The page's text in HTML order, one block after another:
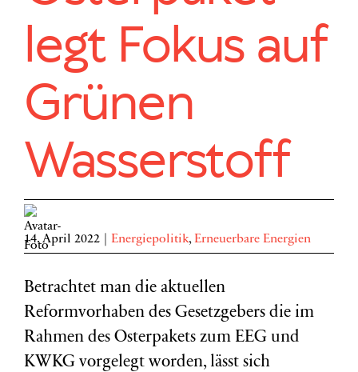
legt Fokus auf
Grünen
Wasserstoff
14. April 2022 Energiepolitik, Erneuerbare Energien
Betrachtet man die aktuellen
Reformvorhaben des Gesetzgebers die im
Rahmen des Osterpakets zum EEG und
KWKG vorgelegt worden, lässt sich